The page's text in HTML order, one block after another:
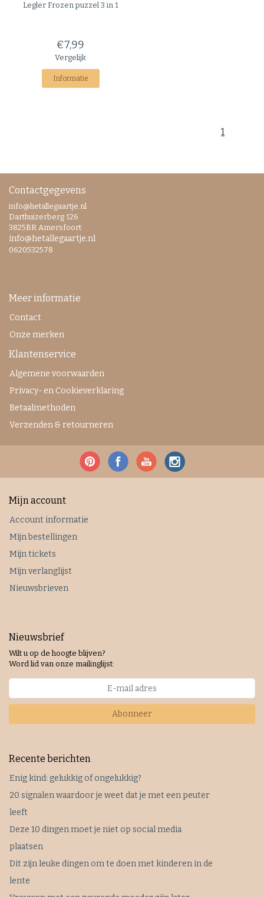
LeglerFrozen puzzel 3 in 1
€7,99
Vergelijk
Informatie
1
Contactgegevens
info@hetallegaartje.nl
Darthuizerberg 126
3825BR Amersfoort
info@hetallegaartje.nl
0620532578
Meer informatie
Contact
Onze merken
Klantenservice
Algemene voorwaarden
Privacy- en Cookieverklaring
Betaalmethoden
Verzenden & retourneren
Mijn account
Account informatie
Mijn bestellingen
Mijn tickets
Mijn verlanglijst
Nieuwsbrieven
Nieuwsbrief
Wilt u op de hoogte blijven?
Word lid van onze mailinglijst:
Abonneer
Recente berichten
Enig kind: gelukkig of ongelukkig?
20 signalen waardoor je weet dat je met een peuter
leeft
Deze 10 dingen moet je niet op social media
plaatsen
Dit zijn leuke dingen om te doen met kinderen in de
lente